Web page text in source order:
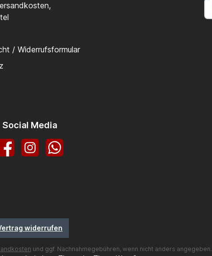
/ Widerrufsformular
Social Media
InstagramWhatsApp
widerrufen
und ggf. Nachnahmegebühren, wenn nicht anders angegeben.